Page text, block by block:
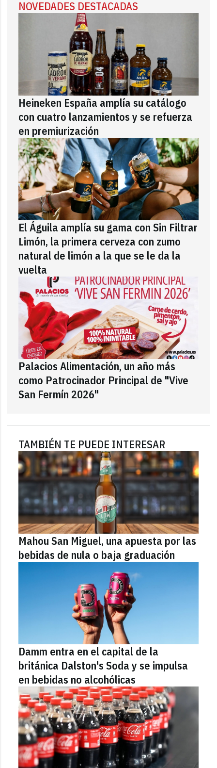
NOVEDADES DESTACADAS
Heineken España amplía su catálogo
con cuatro lanzamientos y se refuerza
en premiurización
El Águila amplía su gama con Sin Filtrar
Limón, la primera cerveza con zumo
natural de limón a la que se le da la
vuelta
Palacios Alimentación, un año más
como Patrocinador Principal de "Vive
San Fermín 2026"
TAMBIÉN TE PUEDE INTERESAR
Mahou San Miguel, una apuesta por las
bebidas de nula o baja graduación
Damm entra en el capital de la
británica Dalston's Soda y se impulsa
en bebidas no alcohólicas